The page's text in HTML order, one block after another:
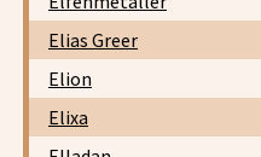
Elias Greer
Elion
Elixa